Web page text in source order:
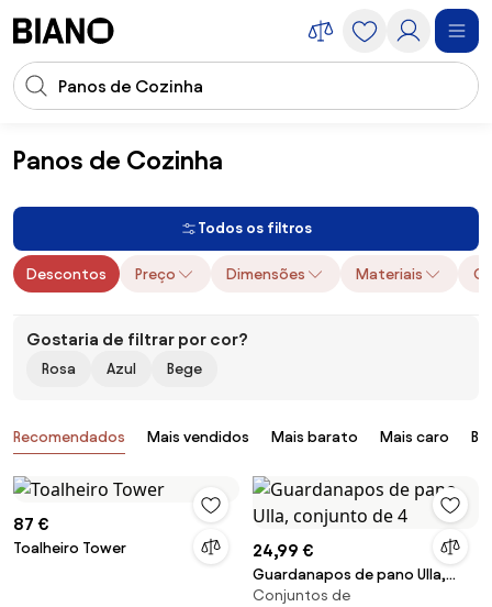
Entrada de pesquisa
Panos de Cozinha
Têxteis Têxteis para Cozinha
Todos os filtros
Descontos Preço Dimensões Materiais
Gostaria de filtrar por cor?
Rosa Azul Bege
Produtos
Recomendados Mais vendidos Mais barato Mais caro
87 €
Toalheiro Tower 24,99 €
Guardanapos de pano Ulla,
conjunto de 4
Conjuntos de